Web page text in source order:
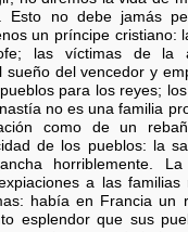
Esto no debe jamás
un príncipe cristiano:
las víctimas de la
sueño del vencedor y
para los reyes;
no es una familia
como de un
de los pueblos: la
horriblemente. La
a las familias
había en Francia un
esplendor que sus